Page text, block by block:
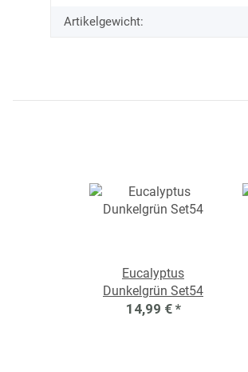
Artikelgewicht:
Eucalyptus
Dunkelgrün Set54
14,99 € *